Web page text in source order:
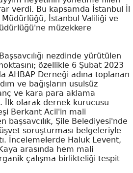
verdi. Bu kapsamda İstanbul İl
İstanbul Valiliği ve
müzekkere
nezdinde yürütülen
özellikle 6 Şubat 2023
AHBAP Derneği adına toplanan
ve bağışların usulsüz
ve kara para aklama
İlk olarak dernek kurucusu
Berkant Acil'in mali
başsavcılık, Şile Belediyesi'nde
soruşturması belgeleriyle
İncelemelerde Haluk Levent,
arasında hem mali
çalışma birlikteliği tespit